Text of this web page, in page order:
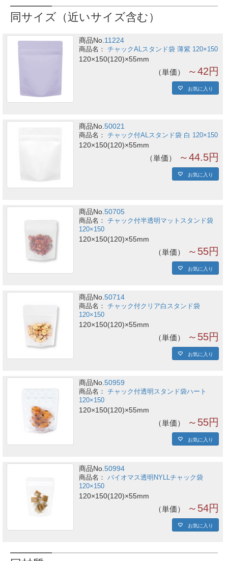
同サイズ（近いサイズ含む）
商品No. 11224
チャックALスタンド袋 薄紫 120×150
120×150(120)×55mm
単価 ～42円
お気に入り
商品No.50021
チャック付ALスタンド袋 白 120×150
120×150(120)×55mm
単価 ～44.5円
お気に入り
商品No.50705
チャック付半透明マットスタンド袋
120×150
120×150(120)×55mm
単価 ～55円
お気に入り
商品No.50714
チャック付クリア白スタンド袋
120×150
120×150(120)×55mm
単価 ～55円
お気に入り
商品No.50959
チャック付透明スタンド袋ハート
120×150
120×150(120)×55mm
単価 ～55円
お気に入り
商品No.50994
バイオマス透明NYLLチャック袋
120×150
120×150(120)×55mm
単価 ～54円
お気に入り